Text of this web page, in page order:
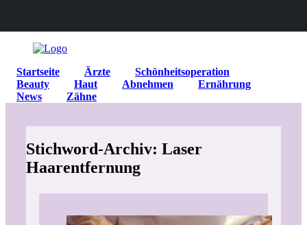
Startseite Ärzte
Schönheitsoperation
Beauty
Haut Abnehmen
Ernährung
News
Zähne
Stichword-Archiv: Laser
Haarentfernung